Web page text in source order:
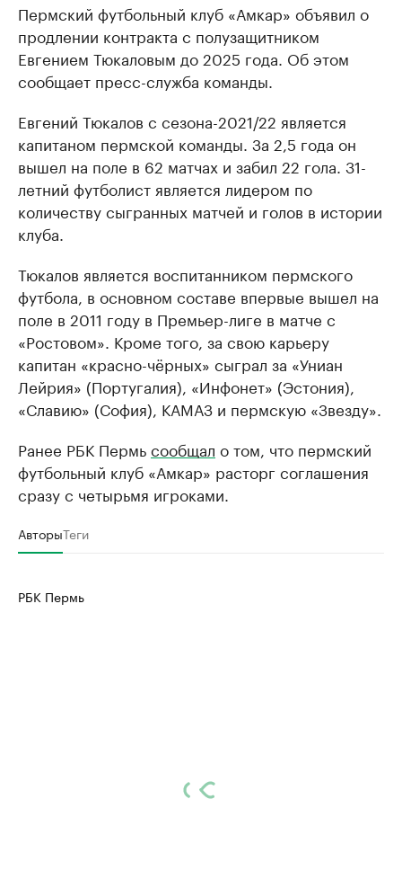
Пермский футбольный клуб «Амкар» объявил о
продлении контракта с полузащитником
Евгением Тюкаловым до 2025 года. Об этом
сообщает пресс-служба команды.
Евгений Тюкалов с сезона-2021/22 является
капитаном пермской команды. За 2,5 года он
вышел на поле в 62 матчах и забил 22 гола. 31-
летний футболист является лидером по
количеству сыгранных матчей и голов в истории
клуба.
Тюкалов является воспитанником пермского
футбола, в основном составе впервые вышел на
поле в 2011 году в Премьер-лиге в матче с
«Ростовом». Кроме того, за свою карьеру
капитан «красно-чёрных» сыграл за «Униан
Лейрия» (Португалия), «Инфонет» (Эстония),
«Славию» (София), КАМАЗ и пермскую «Звезду».
Ранее РБК Пермьсообщал о том, что пермский
футбольный клуб «Амкар» расторг соглашения
сразу с четырьмя игроками.
АвторыТеги
РБК Пермь